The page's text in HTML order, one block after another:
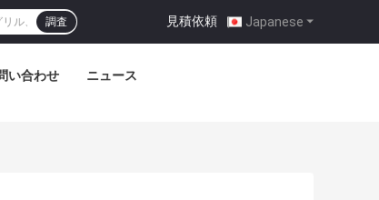
Japanese
見積依頼 |
調査
い合わせ ニュース